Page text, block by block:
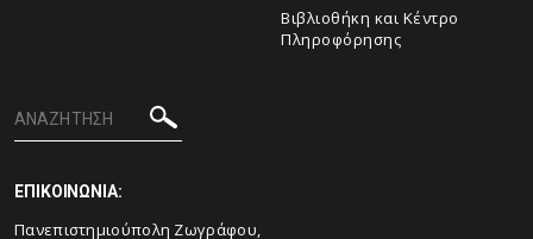
Βιβλιοθήκη και Κέντρο
Πληροφόρησης
ΕΠΙΚΟΙΝΩΝΙΑ:
Πανεπιστημιούπολη Ζωγράφου,